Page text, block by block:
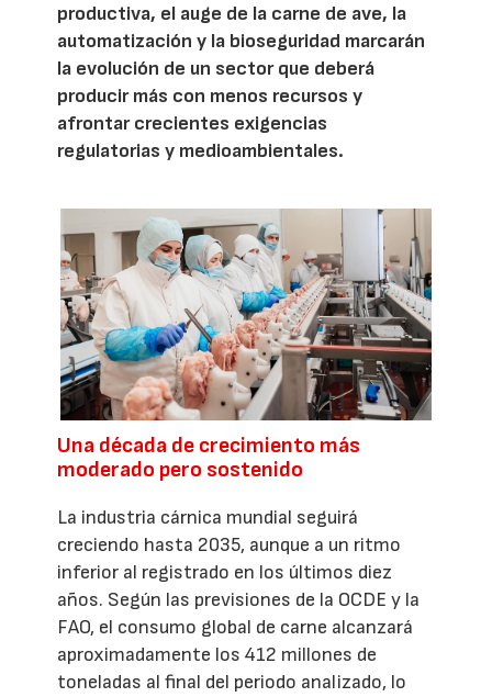
productiva, el auge de la carne de ave, la
automatización y la bioseguridad marcarán
la evolución de un sector que deberá
producir más con menos recursos y
afrontar crecientes exigencias
regulatorias y medioambientales.
Una década de crecimiento más
moderado pero sostenido
La industria cárnica mundial seguirá
creciendo hasta 2035, aunque a un ritmo
inferior al registrado en los últimos diez
años. Según las previsiones de la OCDE y la
FAO, el consumo global de carne alcanzará
aproximadamente los 412 millones de
toneladas al final del periodo analizado, lo